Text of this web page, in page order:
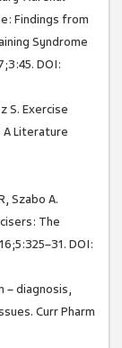
Findings from
Syndrome
DOI:
S. Exercise
A Literature
Szabo A.
The
DOI:
– diagnosis,
Curr Pharm